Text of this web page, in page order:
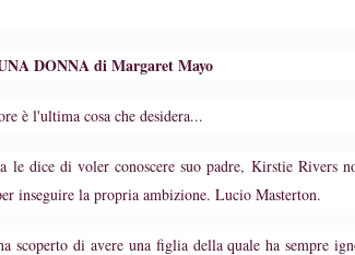
DONNA di Margaret Mayo
è l'ultima cosa che desidera...
le dice di voler conoscere suo padre, Kirstie Rivers
inseguire la propria ambizione. Lucio Masterton.
scoperto di avere una figlia della quale ha sempre